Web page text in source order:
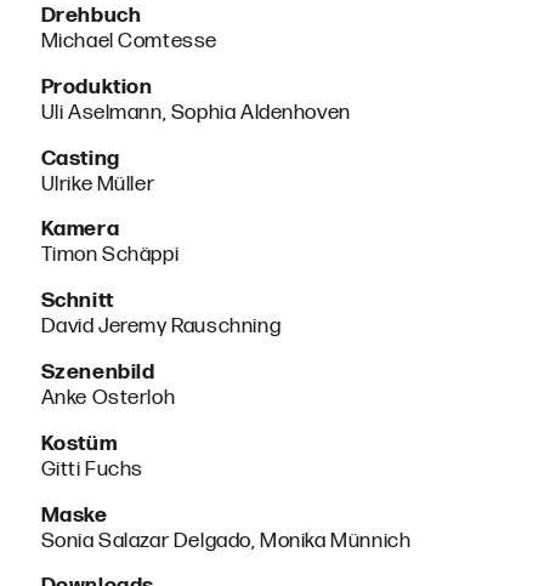
Drehbuch
Michael Comtesse
Produktion
Uli Aselmann, Sophia Aldenhoven
Casting
Ulrike Müller
Kamera
Timon Schäppi
Schnitt
David Jeremy Rauschning
Szenenbild
Anke Osterloh
Kostüm
Gitti Fuchs
Maske
Sonia Salazar Delgado, Monika Münnich